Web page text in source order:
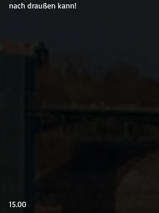
nach draußen kann!
15.00